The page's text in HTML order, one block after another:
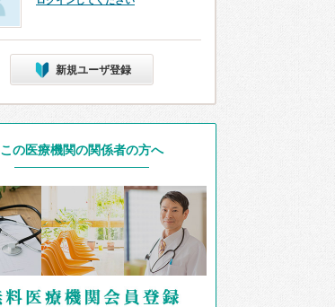
新規ユーザ登録
この医療機関の関係者の方へ